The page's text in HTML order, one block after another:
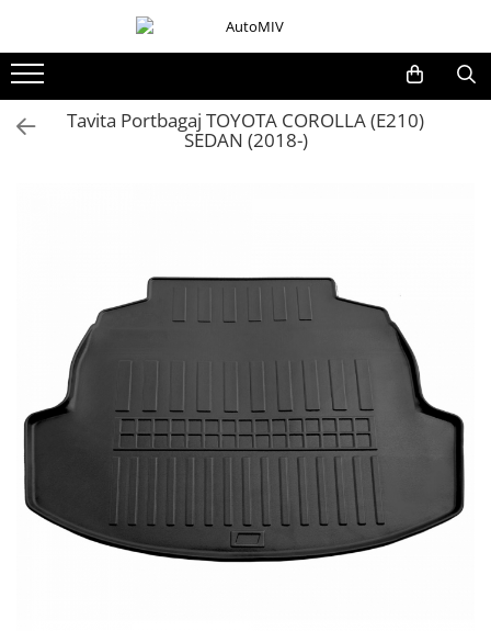
Oferta Saptamanii
Butoane Blocare/Deblocare
Buton Frana
Buton Clapeta Rezervor
Buton Portbagaj
Alte Butoane/Comutatoare
Butoane Semnalizare
Schimbatoare Viteze
Accesorii Auto
Tavita Portbagaj TOYOTA COROLLA (E210)
SEDAN (2018-)